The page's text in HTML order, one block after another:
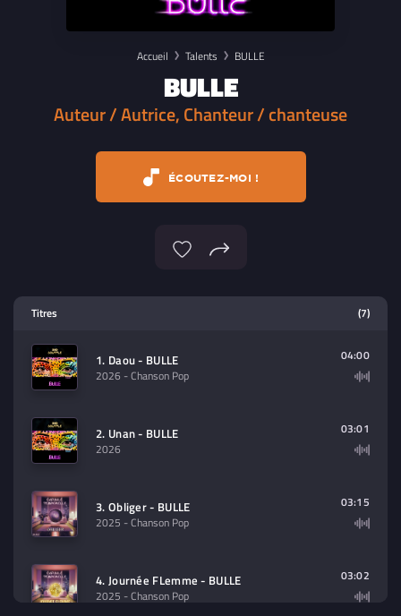
Accueil Talents BULLE
BULLE
Auteur / Autrice, Chanteur / chanteuse
ÉCOUTEZ-MOI !
contenu à lire (audio/video)
Titres (7)
1. Daou - BULLE
2026 - Chanson Pop
04:00
2. Unan - BULLE
2026
03:01
3. Obliger - BULLE
2025 - Chanson Pop
03:15
4. Journée FLemme - BULLE
2025 - Chanson Pop
03:02